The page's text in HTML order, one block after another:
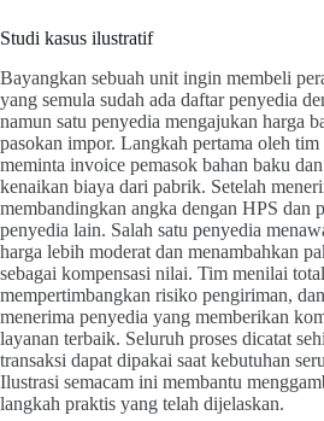
Studi kasus ilustratif
Bayangkan sebuah unit ingin membeli
yang semula sudah ada daftar penyedia
namun satu penyedia mengajukan harga
pasokan impor. Langkah pertama oleh tim
meminta invoice pemasok bahan baku
kenaikan biaya dari pabrik. Setelah
membandingkan angka dengan HPS dan
penyedia lain. Salah satu penyedia
harga lebih moderat dan menambahkan
sebagai kompensasi nilai. Tim menilai
mempertimbangkan risiko pengiriman,
menerima penyedia yang memberikan
layanan terbaik. Seluruh proses dicatat
transaksi dapat dipakai saat kebutuhan
Ilustrasi semacam ini membantu
langkah praktis yang telah dijelaskan.